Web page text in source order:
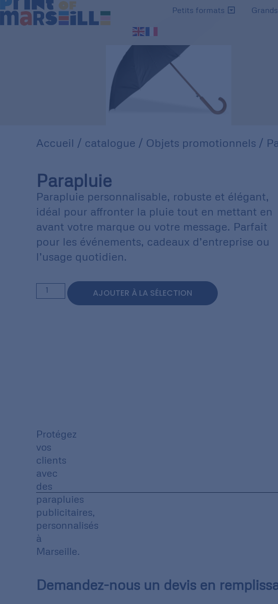
Petits formats
Accueil / catalogue / Objets promotionnels /
Parapluie
Parapluie personnalisable, robuste et élégant,
idéal pour affronter la pluie tout en mettant en
avant votre marque ou votre message. Parfait
pour les événements, cadeaux d’entreprise ou
l’usage quotidien.
AJOUTER À LA SÉLECTION
Protégez
vos
clients
avec
des
parapluies
publicitaires,
personnalisés
à
Marseille.
Demandez-nous un devis en